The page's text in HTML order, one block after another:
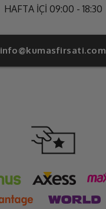
HAFTA İÇİ 09:00 - 18:30
info@kumasfirsati.com